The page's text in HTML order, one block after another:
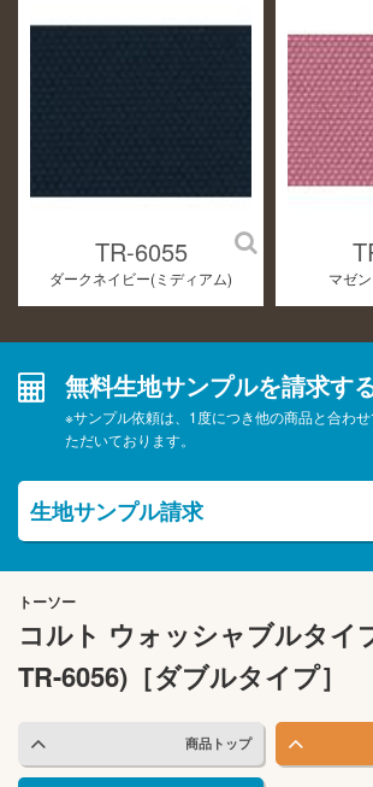
TR-6055
ダークネイビー(ミディアム) マゼ
無料生地サンプルを請求す
※サンプル依頼は、1度につき他の商品と合わ
ただいております。
生地サンプル請求
トーソー
コルト ウォッシャブルタイ
TR-6056)［ダブルタイプ］
商品トップ